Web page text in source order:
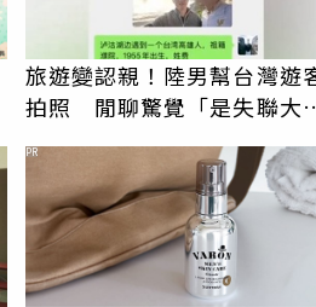
旅遊變認親！陸男幫台灣遊
拍照 閒聊驚覺「是失聯大
PR